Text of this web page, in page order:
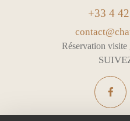
+33 4
Réservation visite